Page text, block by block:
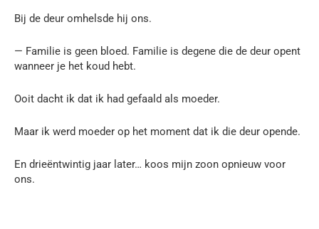
Bij de deur omhelsde hij ons.
— Familie is geen bloed. Familie is degene die de deur opent
wanneer je het koud hebt.
Ooit dacht ik dat ik had gefaald als moeder.
Maar ik werd moeder op het moment dat ik die deur opende.
En drieëntwintig jaar later… koos mijn zoon opnieuw voor
ons.